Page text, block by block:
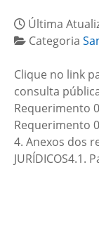
Última
Categoria
Clique no link
consulta
Requerimento
Requerimento
4. Anexos dos
JURÍDICOS4.1.